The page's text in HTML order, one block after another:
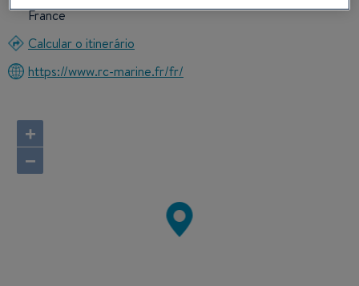
France
Calcular o itinerário
https://www.rc-marine.fr/fr/
+
−